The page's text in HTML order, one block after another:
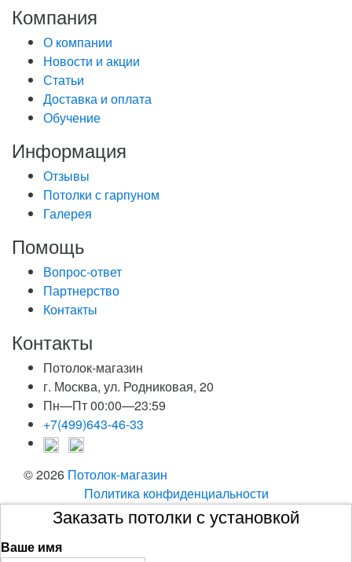
Компания
О компании
Новости и акции
Статьи
Доставка и оплата
Обучение
Информация
Отзывы
Потолки с гарпуном
Галерея
Помощь
Вопрос-ответ
Партнерство
Контакты
Контакты
Потолок-магазин
г. Москва, ул. Родниковая, 20
Пн—Пт 00:00—23:59
+7(499)643-46-33
© 2026 Потолок-магазин
Политика конфиденциальности
Заказать потолки с установкой
Ваше имя